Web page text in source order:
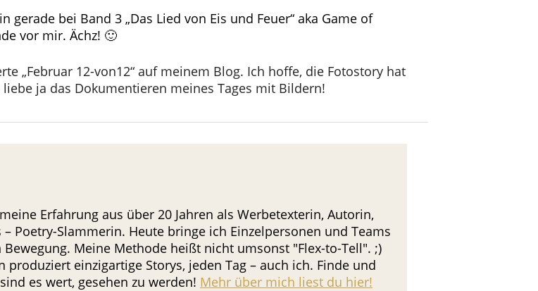
bei Band 3 „Das Lied von Eis und Feuer“ aka Game of
vor mir. Ächz! 🙂
„Februar 12-von12“ auf meinem Blog. Ich hoffe, die Fotostory hat
ja das Dokumentieren meines Tages mit Bildern!
Erfahrung aus über 20 Jahren als Werbetexterin, Autorin,
Poetry-Slammerin. Heute bringe ich Einzelpersonen und Teams
Meine Methode heißt nicht umsonst "Flex-to-Tell". ;)
produziert einzigartige Storys, jeden Tag – auch ich. Finde und
es wert, gesehen zu werden! Mehr über mich liest du hier!